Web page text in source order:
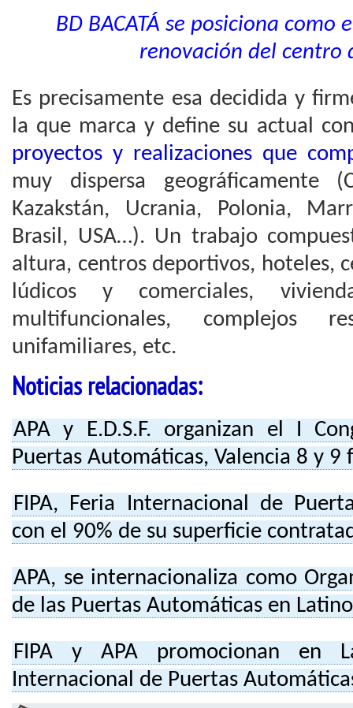
BD BACATÁ se posiciona como
renovación del centro
Es precisamente esa decidida y
la que marca y define su actual
proyectos y realizaciones que
muy dispersa geográficamente
Kazakstán, Ucrania, Polonia,
Brasil, USA…). Un trabajo
altura, centros deportivos, hoteles,
lúdicos y comerciales,
multifuncionales, complejos
unifamiliares, etc.
Noticias relacionadas:
APA y E.D.S.F. organizan el I
Puertas Automáticas, Valencia 8 y 9
FIPA, Feria Internacional de
con el 90% de su superficie
APA, se internacionaliza como
de las Puertas Automáticas en
FIPA y APA promocionan en
Internacional de Puertas